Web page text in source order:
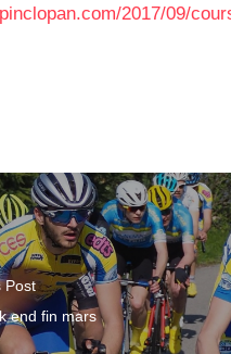
2017/09/
Post
end fin mars